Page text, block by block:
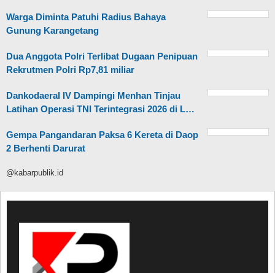
Warga Diminta Patuhi Radius Bahaya
Gunung Karangetang
Dua Anggota Polri Terlibat Dugaan Penipuan
Rekrutmen Polri Rp7,81 miliar
Dankodaeral IV Dampingi Menhan Tinjau
Latihan Operasi TNI Terintegrasi 2026 di L…
Gempa Pangandaran Paksa 6 Kereta di Daop
2 Berhenti Darurat
@kabarpublik.id